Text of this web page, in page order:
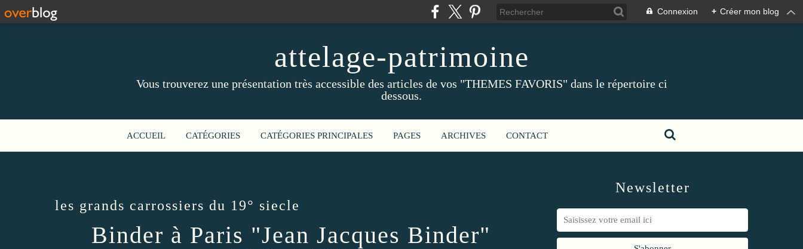
Connexion + Créer mon blog
attelage-patrimoine
Vous trouverez une présentation très accessible des articles de vos "THEMES FAVORIS" dans le répertoire ci
dessous.
ACCUEIL CATÉGORIES CATÉGORIES PRINCIPALES PAGES ARCHIVES CONTACT
les grands carrossiers du 19° siecle
Binder à Paris "Jean Jacques Binder"
Newsletter